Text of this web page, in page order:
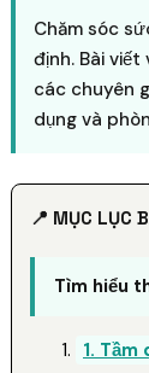
Chăm sóc
định. Bài viết
các chuyên
dụng và
📍 MỤC LỤC
Tìm hiểu
1.